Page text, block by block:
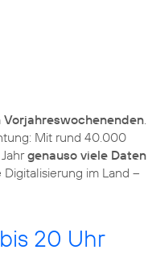
Mit rund 40.000
genauso viele Daten
Digitalisierung im Land –
20 Uhr